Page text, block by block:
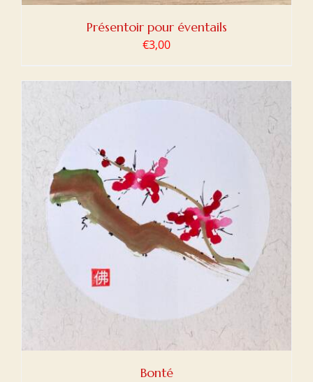
Présentoir pour éventails
€3,00
Bonté